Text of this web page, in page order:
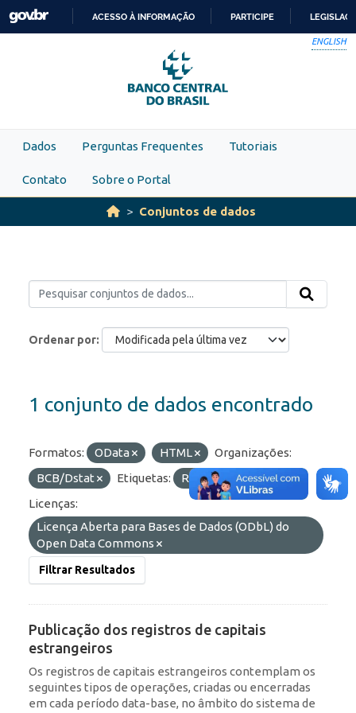
Skip to main content
PARA
O
CONTEÚDO
ACESSO À INFORMAÇÃO PARTICIPE
ENGLISH
Dados Perguntas Frequentes Tutoriais
Contato Sobre o Portal
Conjuntos de dados
Ordenar por
1 conjunto de dados encontrado
Formatos: OData HTML
Organizações:
BCB/Dstat
Etiquetas: RDE
ROF
Licenças:
Licença Aberta para Bases de Dados (ODbL) do
Open Data Commons
Filtrar Resultados
Publicação dos registros de capitais
estrangeiros
Os registros de capitais estrangeiros contemplam os
seguintes tipos de operações, criadas ou encerradas
em cada período data-base, no âmbito do sistema de